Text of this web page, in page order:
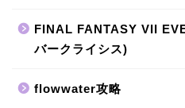
FINAL FANTASY VII
バークライシス)
flowwater攻略